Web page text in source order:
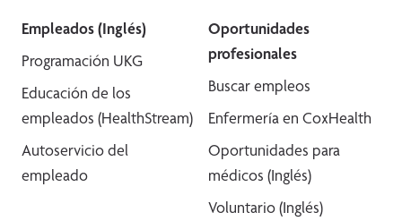
Empleados (Inglés)
Programación UKG
Educación de los
empleados (HealthStream)
Autoservicio del
empleado
Oportunidades
profesionales
Buscar empleos
Enfermería en CoxHealth
Oportunidades para
médicos (Inglés)
Voluntario (Inglés)